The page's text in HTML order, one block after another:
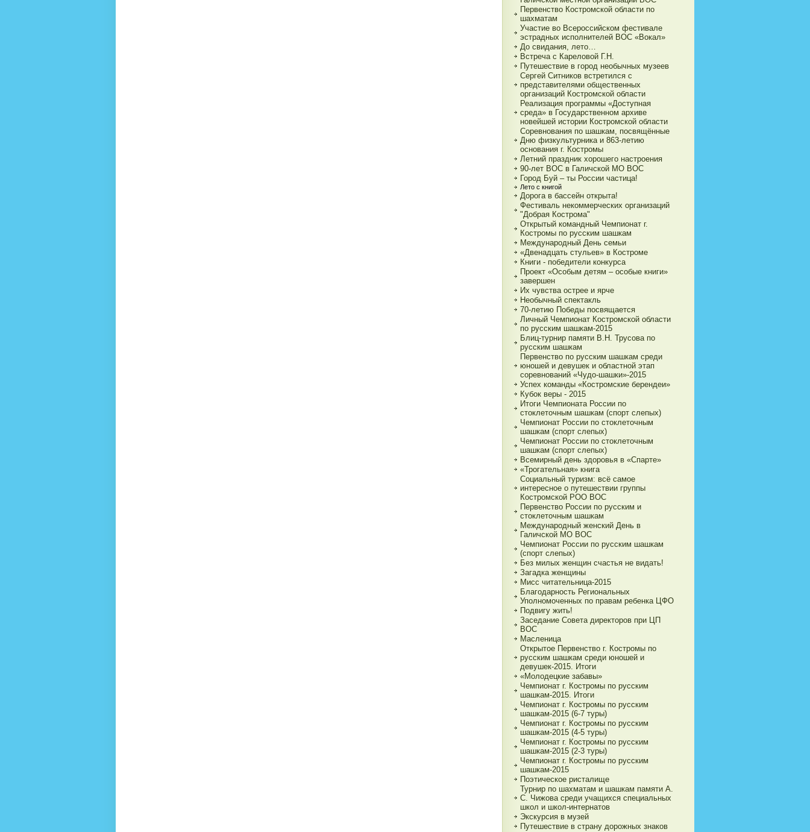
Первенство Костромской области по
шахматам
Участие во Всероссийском фестивале
эстрадных исполнителей ВОС «Вокал»
До свидания, лето…
Встреча с Кареловой Г.Н.
Путешествие в город необычных музеев
Сергей Ситников встретился с
представителями общественных
организаций Костромской области
Реализация программы «Доступная
среда» в Государственном архиве
новейшей истории Костромской области
Соревнования по шашкам, посвящённые
Дню физкультурника и 863-летию
основания г. Костромы
Летний праздник хорошего настроения
90-лет ВОС в Галичской МО ВОС
Город Буй – ты России частица!
Лето с книгой
Дорога в бассейн открыта!
Фестиваль некоммерческих организаций
"Добрая Кострома"
Открытый командный Чемпионат г.
Костромы по русским шашкам
Международный День семьи
«Двенадцать стульев» в Костроме
Книги - победители конкурса
Проект «Особым детям – особые книги»
завершен
Их чувства острее и ярче
Необычный спектакль
70-летию Победы посвящается
Личный Чемпионат Костромской области
по русским шашкам-2015
Блиц-турнир памяти В.Н. Трусова по
русским шашкам
Первенство по русским шашкам среди
юношей и девушек и областной этап
соревнований «Чудо-шашки»-2015
Успех команды «Костромские берендеи»
Кубок веры - 2015
Итоги Чемпионата России по
стоклеточным шашкам (спорт слепых)
Чемпионат России по стоклеточным
шашкам (спорт слепых)
Чемпионат России по стоклеточным
шашкам (спорт слепых)
Всемирный день здоровья в «Спарте»
«Трогательная» книга
Социальный туризм: всё самое
интересное о путешествии группы
Костромской РОО ВОС
Первенство России по русским и
стоклеточным шашкам
Международный женский День в
Галичской МО ВОС
Чемпионат России по русским шашкам
(спорт слепых)
Без милых женщин счастья не видать!
Загадка женщины
Мисс читательница-2015
Благодарность Региональных
Уполномоченных по правам ребенка ЦФО
Подвигу жить!
Заседание Совета директоров при ЦП
ВОС
Масленица
Открытое Первенство г. Костромы по
русским шашкам среди юношей и
девушек-2015. Итоги
«Молодецкие забавы»
Чемпионат г. Костромы по русским
шашкам-2015. Итоги
Чемпионат г. Костромы по русским
шашкам-2015 (6-7 туры)
Чемпионат г. Костромы по русским
шашкам-2015 (4-5 туры)
Чемпионат г. Костромы по русским
шашкам-2015 (2-3 туры)
Чемпионат г. Костромы по русским
шашкам-2015
Поэтическое ристалище
Турнир по шахматам и шашкам памяти А.
С. Чижова среди учащихся специальных
школ и школ-интернатов
Экскурсия в музей
Путешествие в страну дорожных знаков